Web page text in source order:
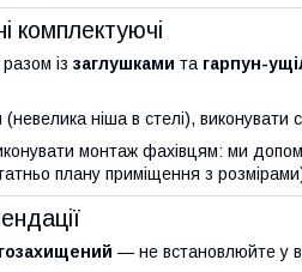
комплектуючі
із заглушками та гарпун-
ніша в стелі), виконувати
монтаж фахівцям: ми
плану приміщення з
— не встановлюйте у